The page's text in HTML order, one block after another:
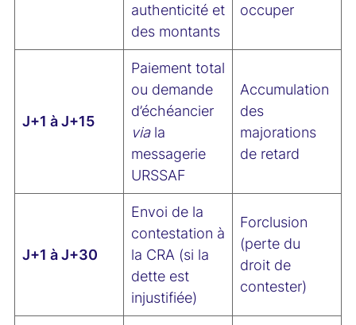
authenticité et
des montants
occuper
J+1 à J+15
Paiement total
ou demande
d’échéancier
viala
messagerie
URSSAF
Accumulation
des
majorations
de retard
J+1 à J+30
Envoi de la
contestation à
la CRA (si la
dette est
injustifiée)
Forclusion
(perte du
droit de
contester)